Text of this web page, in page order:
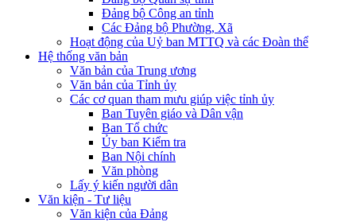
Đảng bộ Công an tỉnh
Các Đảng bộ Phường, Xã
Hoạt động của Uỷ ban MTTQ và các Đoàn thể
Hệ thống văn bản
Văn bản của Trung ương
Văn bản của Tỉnh ủy
Các cơ quan tham mưu giúp việc tỉnh ủy
Ban Tuyên giáo và Dân vận
Ban Tổ chức
Ủy ban Kiểm tra
Ban Nội chính
Văn phòng
Lấy ý kiến người dân
Văn kiện - Tư liệu
Văn kiện của Đảng